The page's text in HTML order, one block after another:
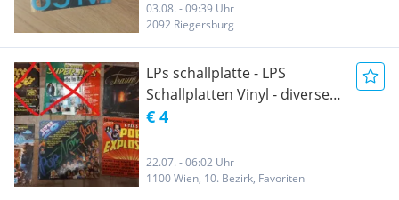
03.08. - 09:39 Uhr
2092 Riegersburg
LPs schallplatte - LPS
Schallplatten Vinyl - diverse
Schallplatten - Stereo auch
€ 4
22.07. - 06:02 Uhr
1100 Wien, 10. Bezirk, Favoriten